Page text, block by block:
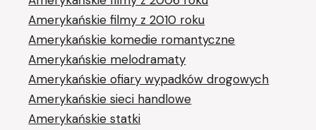
Amerykańskie filmy z 2010 roku
Amerykańskie komedie romantyczne
Amerykańskie melodramaty
Amerykańskie ofiary wypadków drogowych
Amerykańskie sieci handlowe
Amerykańskie statki